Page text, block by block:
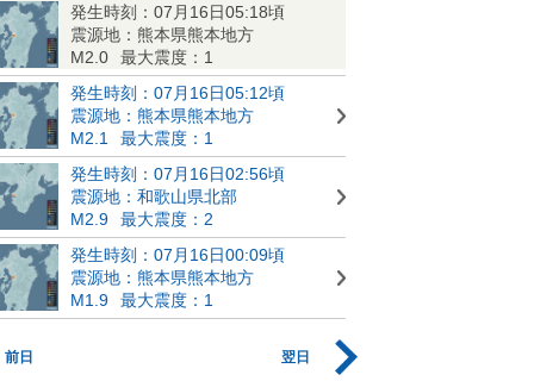
発生時刻：07月16日05:18頃
震源地：熊本県熊本地方
M2.0
最大震度：1
発生時刻：07月16日05:12頃
震源地：熊本県熊本地方
M2.1
最大震度：1
発生時刻：07月16日02:56頃
震源地：和歌山県北部
M2.9
最大震度：2
発生時刻：07月16日00:09頃
震源地：熊本県熊本地方
M1.9
最大震度：1
前日 翌日